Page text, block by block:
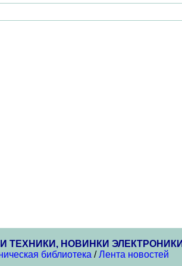
ТЕХНИКИ, НОВИНКИ
библиотека /Лента новостей